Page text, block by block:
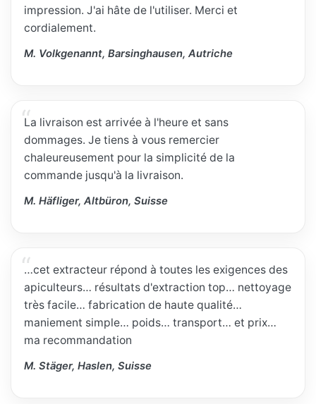
impression. J'ai hâte de l'utiliser. Merci et
cordialement.
M. Volkgenannt, Barsinghausen, Autriche
La livraison est arrivée à l'heure et sans
dommages. Je tiens à vous remercier
chaleureusement pour la simplicité de la
commande jusqu'à la livraison.
M. Häfliger, Altbüron, Suisse
…cet extracteur répond à toutes les exigences des
apiculteurs… résultats d'extraction top… nettoyage
très facile… fabrication de haute qualité…
maniement simple… poids… transport… et prix…
ma recommandation
M. Stäger, Haslen, Suisse